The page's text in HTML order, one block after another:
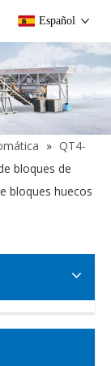
Español
» QT4-
bloques de
bloques huecos